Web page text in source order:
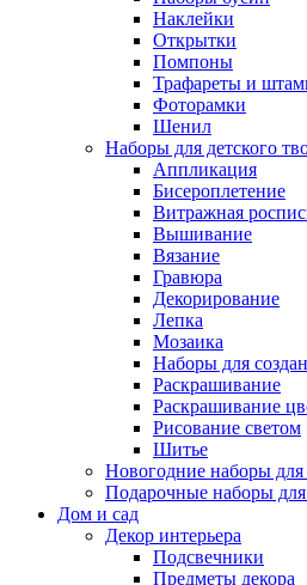
Наклейки
Открытки
Помпоны
Трафареты и
Фоторамки
Шенил
Наборы для детского
Аппликация
Бисероплетение
Витражная
Вышивание
Вязание
Гравюра
Декорирование
Лепка
Мозаика
Наборы для
Раскрашивание
Раскрашивание
Рисование светом
Шитье
Новогодние наборы для
Подарочные наборы для
Дом и сад
Декор интерьера
Подсвечники
Предметы декора